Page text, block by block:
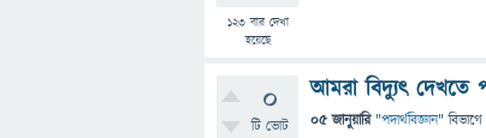
123বার দেখা
হয়েছে
0
টি ভোট
আমরা বিদ্যুৎ দেখতে
05 জানুয়ারি "পদার্থবিজ্ঞান" বিভাগে